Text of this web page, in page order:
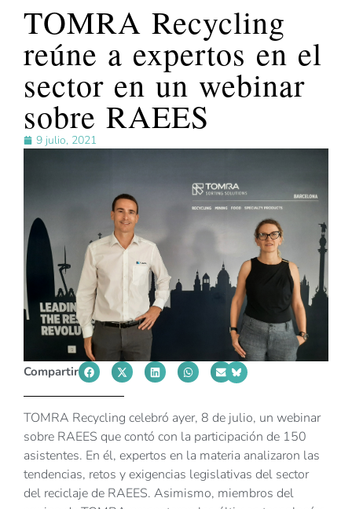
TOMRA Recycling
reúne a expertos en el
sector en un webinar
sobre RAEES
9 julio, 2021
Compartir
TOMRA Recycling celebró ayer, 8 de julio, un webinar
sobre RAEES que contó con la participación de 150
asistentes. En él, expertos en la materia analizaron las
tendencias, retos y exigencias legislativas del sector
del reciclaje de RAEES. Asimismo, miembros del